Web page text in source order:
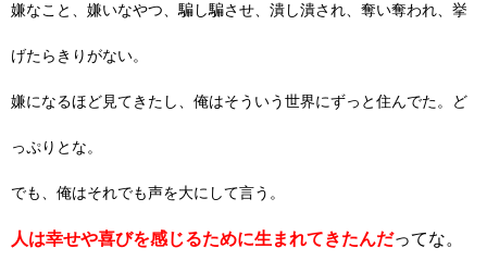
嫌なこと、嫌いなやつ、騙し騙させ、潰し潰され、奪い奪われ、挙
げたらきりがない。
嫌になるほど見てきたし、俺はそういう世界にずっと住んでた。ど
っぷりとな。
でも、俺はそれでも声を大にして言う。
人は幸せや喜びを感じるために生まれてきたんだってな。